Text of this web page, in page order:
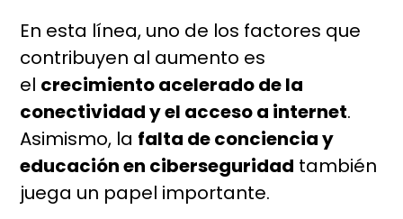
En esta línea, uno de los factores que
contribuyen al aumento es
el crecimiento acelerado de la
conectividad y el acceso a internet.
Asimismo, la falta de conciencia y
educación en ciberseguridad también
juega un papel importante.